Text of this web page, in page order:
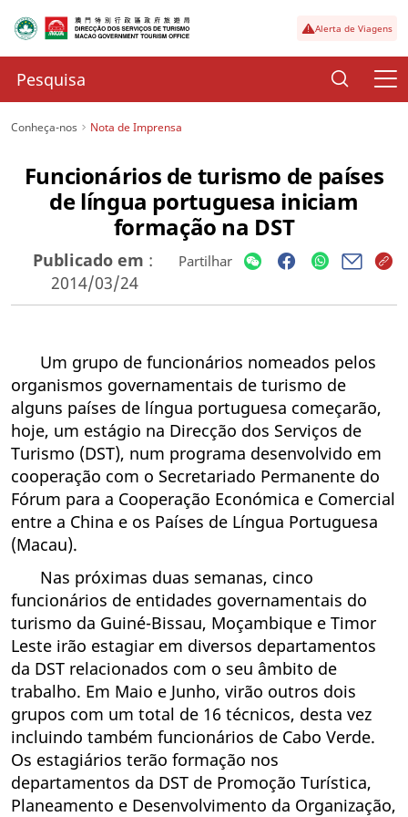
Alerta de Viagens
Conheça-nos Nota de Imprensa
Funcionários de turismo de países
de língua portuguesa iniciam
formação na DST
Publicado em :
2014/03/24
Partilhar
Um grupo de funcionários nomeados pelos
organismos governamentais de turismo de
alguns países de língua portuguesa começarão,
hoje, um estágio na Direcção dos Serviços de
Turismo (DST), num programa desenvolvido em
cooperação com o Secretariado Permanente do
Fórum para a Cooperação Económica e Comercial
entre a China e os Países de Língua Portuguesa
(Macau).
Nas próximas duas semanas, cinco
funcionários de entidades governamentais do
turismo da Guiné-Bissau, Moçambique e Timor
Leste irão estagiar em diversos departamentos
da DST relacionados com o seu âmbito de
trabalho. Em Maio e Junho, virão outros dois
grupos com um total de 16 técnicos, desta vez
incluindo também funcionários de Cabo Verde.
Os estagiários terão formação nos
departamentos da DST de Promoção Turística,
Planeamento e Desenvolvimento da Organização,